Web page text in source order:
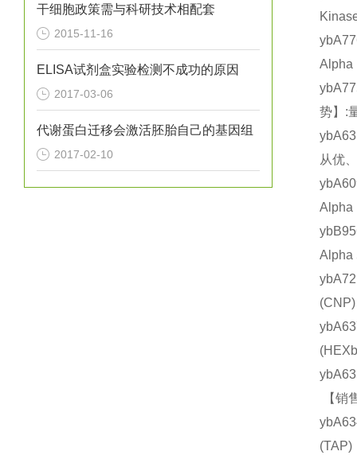
干细胞政策需与科研技术相配套
2015-11-16
ELISA试剂盒实验检测不成功的原因
2017-03-06
代谢蛋白迁移会激活胚胎自己的基因组
2017-02-10
势】:
从优
【销